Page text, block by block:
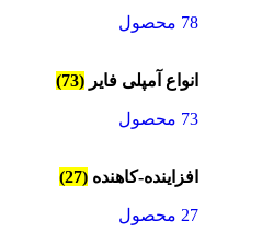
78 محصول
انواع آمپلی فایر (73)
73 محصول
افزاینده-کاهنده (27)
27 محصول